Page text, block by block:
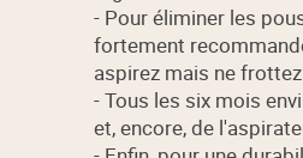
- Pour éliminer les
fortement
aspirez mais ne
- Tous les six mois
et, encore, de